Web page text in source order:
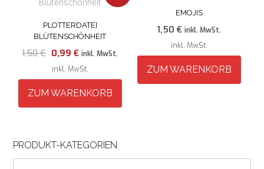
PLOTTERDATEI
BLÜTENSCHÖNHEIT
1,50€ Ursprünglicher
Preis
war:
1,50 €
0,99€Aktueller
Preis
ist:
0,99 €.
inkl. MwSt.
inkl. MwSt.
ZUM WARENKORB
EMOJIS
1,50€ inkl. MwSt.
inkl. MwSt.
ZUM WARENKORB
PRODUKT-KATEGORIEN